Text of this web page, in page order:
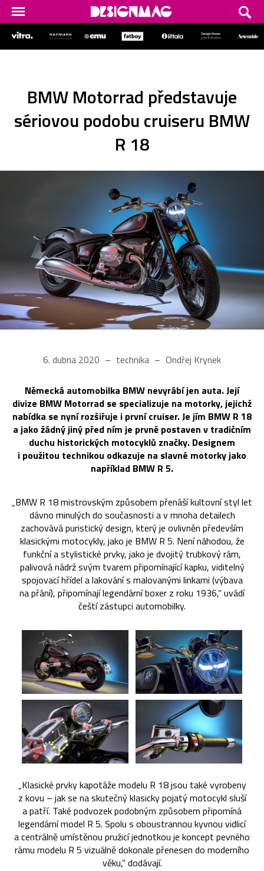
BMW Motorrad představuje
sériovou podobu cruiseru BMW
R 18
6. dubna 2020 technika Ondřej Krynek
Německá automobilka BMW nevyrábí jen auta. Její
divize BMW Motorrad se specializuje na motorky, jejichž
nabídka se nyní rozšiřuje i první cruiser. Je jím BMW R 18
a jako žádný jiný před ním je prvně postaven v tradičním
duchu historických motocyklů značky. Designem
i použitou technikou odkazuje na slavné motorky jako
například BMW R 5.
„BMW R 18 mistrovským způsobem přenáší kultovní styl let
dávno minulých do současnosti a v mnoha detailech
zachovává puristický design, který je ovlivněn především
klasickými motocykly, jako je BMW R 5. Není náhodou, že
funkční a stylistické prvky, jako je dvojitý trubkový rám,
palivová nádrž svým tvarem připomínající kapku, viditelný
spojovací hřídel a lakování s malovanými linkami (výbava
na přání), připomínají legendární boxer z roku 1936,“ uvádí
čeští zástupci automobilky.
„Klasické prvky kapotáže modelu R 18 jsou také vyrobeny
z kovu – jak se na skutečný klasicky pojatý motocykl sluší
a patří. Také podvozek podobným způsobem připomíná
legendární model R 5. Spolu s oboustrannou kyvnou vidlicí
a centrálně umístěnou pružicí jednotkou je koncept pevného
rámu modelu R 5 vizuálně dokonale přenesen do moderního
věku,“ dodávají.